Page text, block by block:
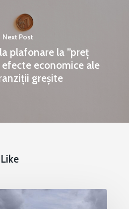
Next Post
plafonare la ”preț
economice ale
greșite